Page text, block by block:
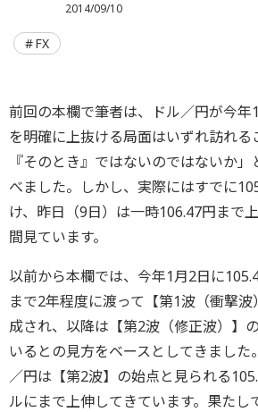
2014/09/10
FX
前回の本欄で筆者は、ドル／円が今年
を明確に上抜ける局面はいずれ訪れる
『そのとき』ではないのではないか
べました。しかし、実際にはすでに
け、昨日（9日）は一時106.47円まで
間見ています。
以前から本欄では、今年1月2日に
まで2年程度に渡って【第1波（衝撃
成され、以降は【第2波（修正波）】
いるとの見方をベースとしてきました
／円は【第2波】の始点と見られる
ルにまで上伸してきています。果たし